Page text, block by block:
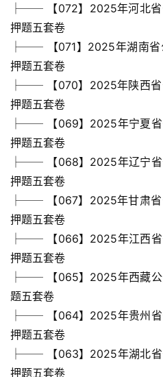
首
页
母
婴
早
教
A
I
教
程
资
源
初
中
资
料
小
├── 【072】2025年河北省
押题五套卷
├── 【071】2025年湖南省
押题五套卷
├── 【070】2025年陕西省
押题五套卷
├── 【069】2025年宁夏省
押题五套卷
├── 【068】2025年辽宁省
押题五套卷
├── 【067】2025年甘肃省
押题五套卷
├── 【066】2025年江西省
押题五套卷
├── 【065】2025年西藏公
题五套卷
├── 【064】2025年贵州省
押题五套卷
├── 【063】2025年湖北省
押题五套卷